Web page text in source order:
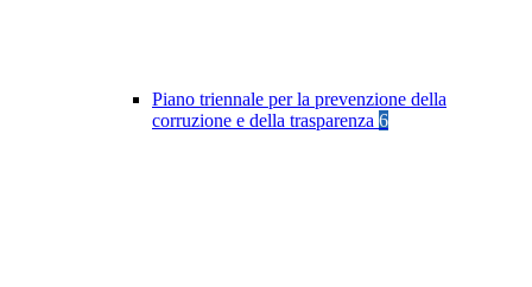
Piano triennale per la prevenzione della
corruzione e della trasparenza 6